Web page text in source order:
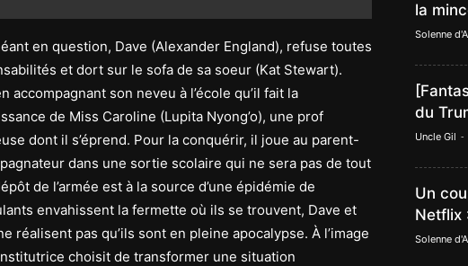
en question, Dave (Alexander England), refuse toutes
et dort sur le sofa de sa soeur (Kat Stewart).
accompagnant son neveu à l’école qu’il fait la
de Miss Caroline (Lupita Nyong’o), une prof
dont il s’éprend. Pour la conquérir, il joue au parent-
dans une sortie scolaire qui ne sera pas de tout
de l’armée est à la source d’une épidémie de
envahissent la fermette où ils se trouvent, Dave et
réalisent pas qu’ils sont en pleine apocalypse. À l’image
choisit de transformer une situation
la
Solenne
du
Uncle Gil -
Un
Netflix
Solenne